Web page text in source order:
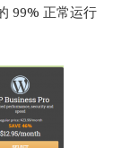
99% 正常运行